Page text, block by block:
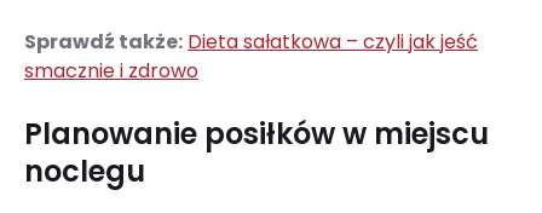
Sprawdź także: Dieta sałatkowa – czyli jak jeść
smacznie i zdrowo
Planowanie posiłków w miejscu
noclegu